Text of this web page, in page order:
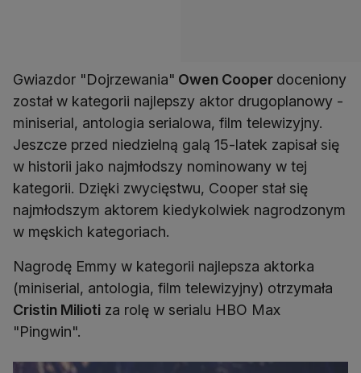
Gwiazdor "Dojrzewania" Owen Cooper doceniony
został w kategorii najlepszy aktor drugoplanowy -
miniserial, antologia serialowa, film telewizyjny.
Jeszcze przed niedzielną galą 15-latek zapisał się
w historii jako najmłodszy nominowany w tej
kategorii. Dzięki zwycięstwu, Cooper stał się
najmłodszym aktorem kiedykolwiek nagrodzonym
w męskich kategoriach.
Nagrodę Emmy w kategorii najlepsza aktorka
(miniserial, antologia, film telewizyjny) otrzymała
Cristin Milioti za rolę w serialu HBO Max
"Pingwin".